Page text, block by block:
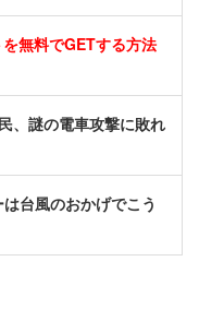
無料でGETする方法
、謎の電車攻撃に敗れ
台風のおかげでこう